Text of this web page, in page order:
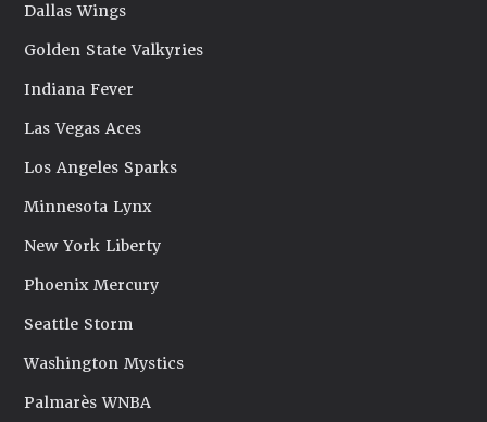
Dallas Wings
Golden State Valkyries
Indiana Fever
Las Vegas Aces
Los Angeles Sparks
Minnesota Lynx
New York Liberty
Phoenix Mercury
Seattle Storm
Washington Mystics
Palmarès WNBA